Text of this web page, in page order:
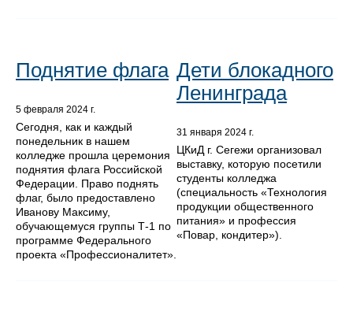
Поднятие флага
5 февраля 2024 г.
Сегодня, как и каждый
понедельник в нашем
колледже прошла церемония
поднятия флага Российской
Федерации. Право поднять
флаг, было предоставлено
Иванову Максиму,
обучающемуся группы Т-1 по
программе Федерального
проекта «Профессионалитет».
Дети блокадного
Ленинграда
31 января 2024 г.
ЦКиД г. Сегежи организовал
выставку, которую посетили
студенты колледжа
(специальность «Технология
продукции общественного
питания» и профессия
«Повар, кондитер»).